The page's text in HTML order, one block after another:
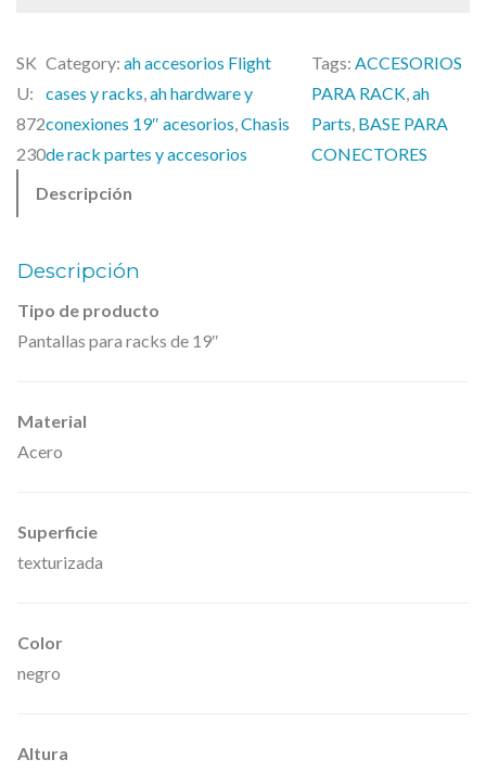
r
a
:
4
€
,
H
a
l
1
"
a
s
,
7
2
a
SK
U:
872
230
Category:ah accesorios Flight
cases y racks, ah hardware y
conexiones 19″ acesorios, Chasis
de rack partes y accesorios
Tags: ACCESORIOS
PARA RACK, ah
Parts, BASE PARA
CONECTORES
Descripción
Descripción
Tipo de producto
Pantallas para racks de 19″
Material
Acero
Superficie
texturizada
Color
negro
Altura